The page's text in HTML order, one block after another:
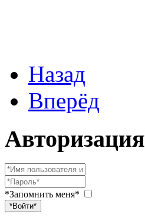
Назад
Вперёд
Авторизация
*Запомнить меня*
*Войти*